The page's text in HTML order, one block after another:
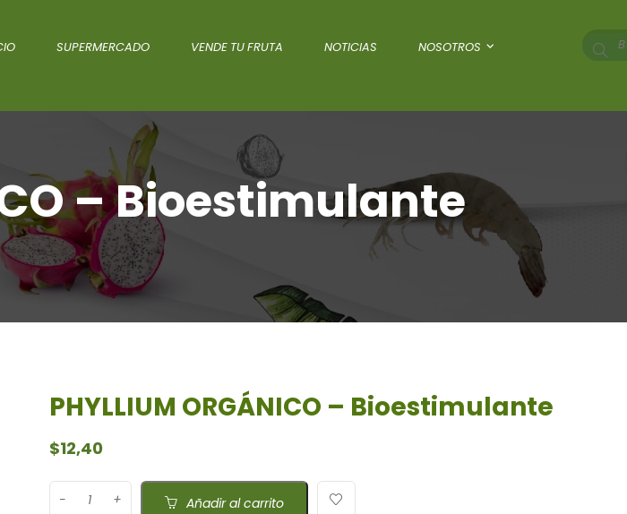
SUPERMERCADO VENDE TU FRUTA NOTICIAS NOSOTROS
– Bioestimulante
PHYLLIUM ORGÁNICO – Bioestimulante
$12,40
Añadir al carrito